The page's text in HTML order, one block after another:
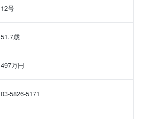
12号
51.7歳
497万円
03-5826-5171